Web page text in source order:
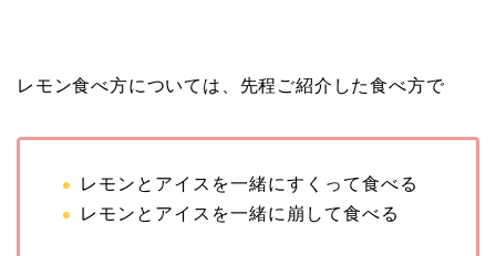
レモン食べ方については、先程ご紹介した食べ方で
レモンとアイスを一緒にすくって食べる
レモンとアイスを一緒に崩して食べる